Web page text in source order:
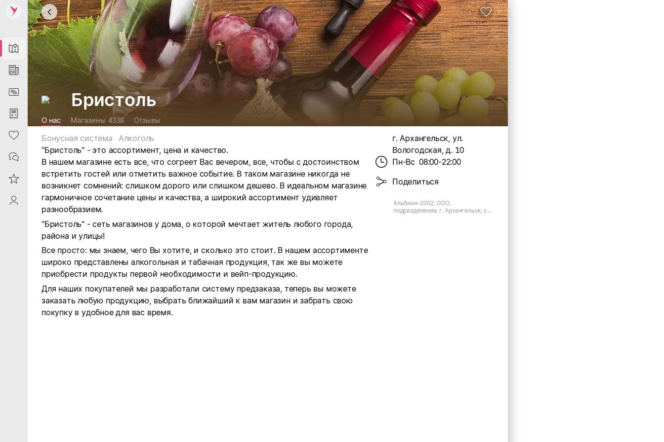
Map
News
DiscountCard
Purchases
Heart
Contacts
Reviews
ProfileSaby
Бристоль
О нас Магазины 4338 Отзывы
Бонусная система
Алкоголь
"Бристоль" - это ассортимент, цена и качество.
В нашем магазине есть все, что согреет Вас вечером, все, чтобы с достоинством
встретить гостей или отметить важное событие. В таком магазине никогда не
возникнет сомнений: слишком дорого или слишком дешево. В идеальном магазине
гармоничное сочетание цены и качества, а широкий ассортимент удивляет
разнообразием.
"Бристоль" - сеть магазинов у дома, о которой мечтает житель любого города,
района и улицы!
Все просто: мы знаем, чего Вы хотите, и сколько это стоит. В нашем ассортименте
широко представлены алкогольная и табачная продукция, так же вы можете
приобрести продукты первой необходимости и вейп-продукцию.
Для наших покупателей мы разработали систему предзаказа, теперь вы можете
заказать любую продукцию, выбрать ближайший к вам магазин и забрать свою
покупку в удобное для вас время.
г. Архангельск, ул.
Вологодская, д. 10
Пн-Вс 08:00-22:00
Поделиться
Альбион-2002, ООО,
подразделение, г. Архангельск, ул.